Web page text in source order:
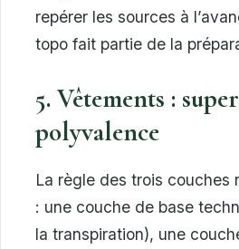
repérer les sources à
topo fait partie de la
5. Vêtements :
polyvalence
La règle des trois couches
: une couche de base
la transpiration), une